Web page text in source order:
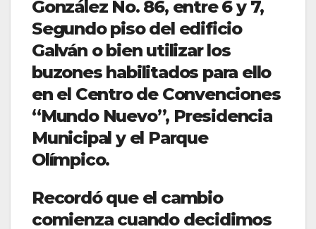
González No. 86, entre 6 y 7,
Segundo piso del edificio
Galván o bien utilizar los
buzones habilitados para ello
en el Centro de Convenciones
“Mundo Nuevo”, Presidencia
Municipal y el Parque
Olímpico.
Recordó que el cambio
comienza cuando decidimos